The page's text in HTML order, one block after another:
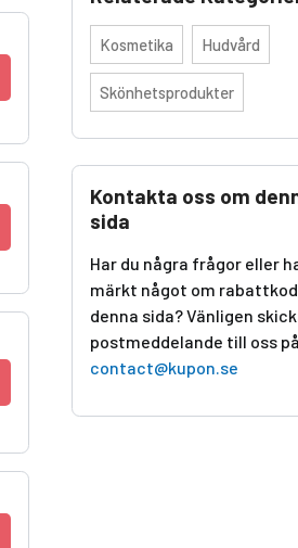
Kosmetika Hudvård
Skönhetsprodukter
Kontakta oss om
sida
Har du några frågor eller
märkt något om
denna sida? Vänligen
postmeddelande till oss på
contact@kupon.se